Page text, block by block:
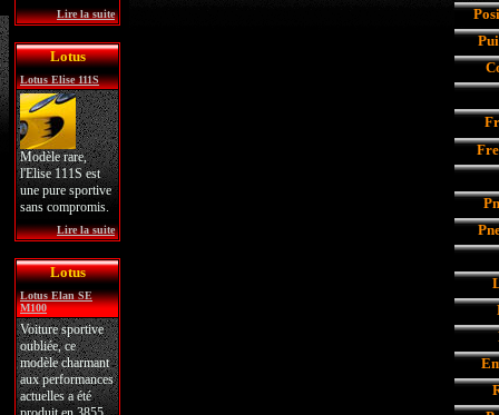
Lire la suite
Lotus
Lotus Elise 111S
Modèle rare,
l'Elise 111S est
une pure sportive
sans compromis.
Lire la suite
Lotus
Lotus Elan SE
M100
Voiture sportive
oubliée, ce
modèle charmant
aux performances
actuelles a été